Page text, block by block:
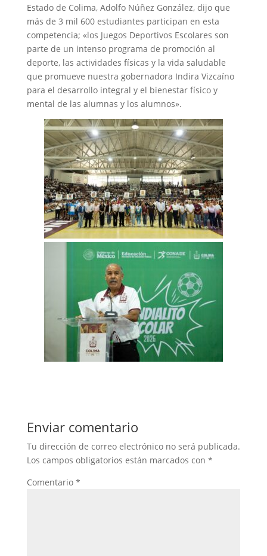
Estado de Colima, Adolfo Núñez González, dijo que
más de 3 mil 600 estudiantes participan en esta
competencia; «los Juegos Deportivos Escolares son
parte de un intenso programa de promoción al
deporte, las actividades físicas y la vida saludable
que promueve nuestra gobernadora Indira Vizcaíno
para el desarrollo integral y el bienestar físico y
mental de las alumnas y los alumnos».
Enviar comentario
Tu dirección de correo electrónico no será publicada.
Los campos obligatorios están marcados con *
Comentario *